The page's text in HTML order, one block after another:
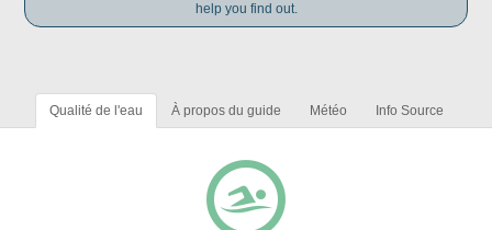
help you find out.
Qualité de l'eau À propos du guide Météo Info Source